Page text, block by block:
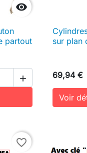

partout

Ajouter au panier
sur plan
69,94 €
Voir
favorite_border